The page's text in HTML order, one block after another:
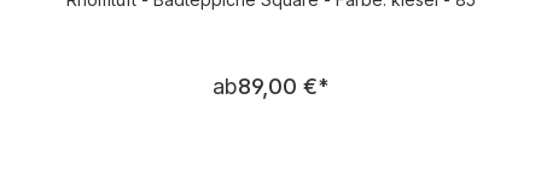
Regulärer Preis:
ab89,00 €*